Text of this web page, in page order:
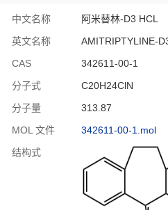
中文名称
阿米替林-D3 HCL
英文名称
AMITRIPTYLINE-
CAS
342611-00-1
分子式
C20H24ClN
分子量
313.87
MOL 文件
342611-00-1.mol
结构式